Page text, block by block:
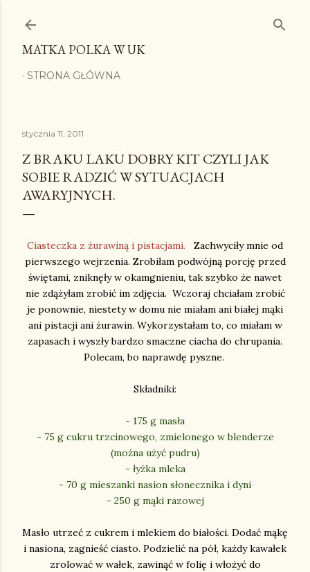
MATKA POLKA W UK
STRONA GŁÓWNA
stycznia 11, 2011
Z BRAKU LAKU DOBRY KIT CZYLI JAK
SOBIE RADZIĆ W SYTUACJACH
AWARYJNYCH.
Ciasteczka z żurawiną i pistacjami.
Zachwyciły mnie od
pierwszego wejrzenia. Zrobiłam podwójną porcję przed
świętami, zniknęły w okamgnieniu, tak szybko że nawet
nie zdążyłam zrobić im zdjęcia. Wczoraj chciałam zrobić
je ponownie, niestety w domu nie miałam ani białej mąki
ani pistacji ani żurawin. Wykorzystałam to, co miałam w
zapasach i wyszły bardzo smaczne ciacha do chrupania.
Polecam, bo naprawdę pyszne.
Składniki:
- 175 g masła
- 75 g cukru trzcinowego, zmielonego w blenderze
(można użyć pudru)
- łyżka mleka
- 70 g mieszanki nasion słonecznika i dyni
- 250 g mąki razowej
Masło utrzeć z cukrem i mlekiem do białości. Dodać mąkę
i nasiona, zagnieść ciasto. Podzielić na pół, każdy kawałek
zrolować w wałek, zawinąć w folię i włożyć do